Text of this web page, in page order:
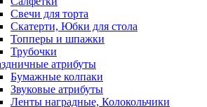
Свечи для торта
Скатерти, Юбки для стола
Топперы и шпажки
Трубочки
атрибуты
Бумажные колпаки
Звуковые атрибуты
Ленты наградные, Колокольчики